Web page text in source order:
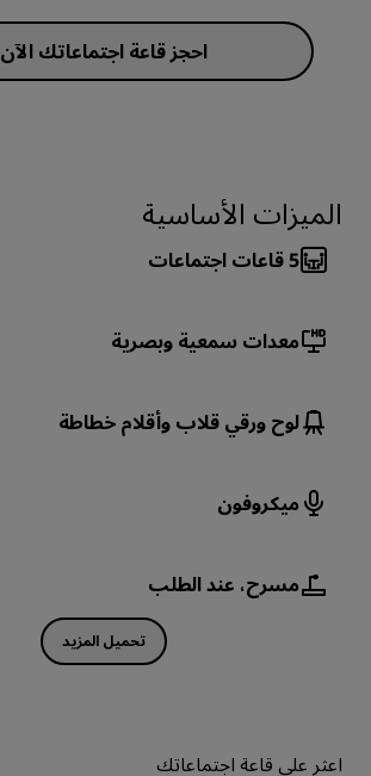
احجز قاعة اجتماعاتك الآن
الميزات الأساسية
5قاعات اجتماعات
معدات سمعية وبصرية
لوح ورقي قلاب وأقلام خطاطة
ميكروفون
مسرح، عند الطلب
تحميل المزيد
اعثر على قاعة اجتماعاتك